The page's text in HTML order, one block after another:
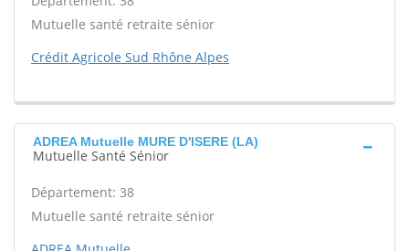
Mutuelle santé retraite sénior
Crédit Agricole Sud Rhône Alpes
ADREA Mutuelle MURE D'ISERE (LA)
Mutuelle Santé Sénior
Département: 38
Mutuelle santé retraite sénior